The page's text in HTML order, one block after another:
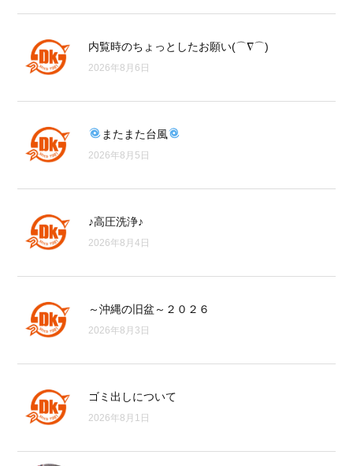
内覧時のちょっとしたお願い(⌒∇⌒)
2026年8月6日
またまた台風
2026年8月5日
♪高圧洗浄♪
2026年8月4日
～沖縄の旧盆～２０２６
2026年8月3日
ゴミ出しについて
2026年8月1日